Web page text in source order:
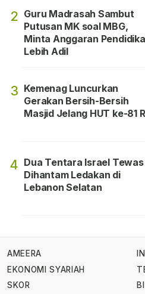
2 Guru Madrasah Sambut
Putusan MK soal MBG,
Minta Anggaran
Lebih Adil
3 Kemenag Luncurkan
Gerakan Bersih-Bersih
Masjid Jelang HUT ke-81
4 Dua Tentara Israel Tewas
Dihantam Ledakan di
Lebanon Selatan
AMEERA
EKONOMI SYARIAH
SKOR